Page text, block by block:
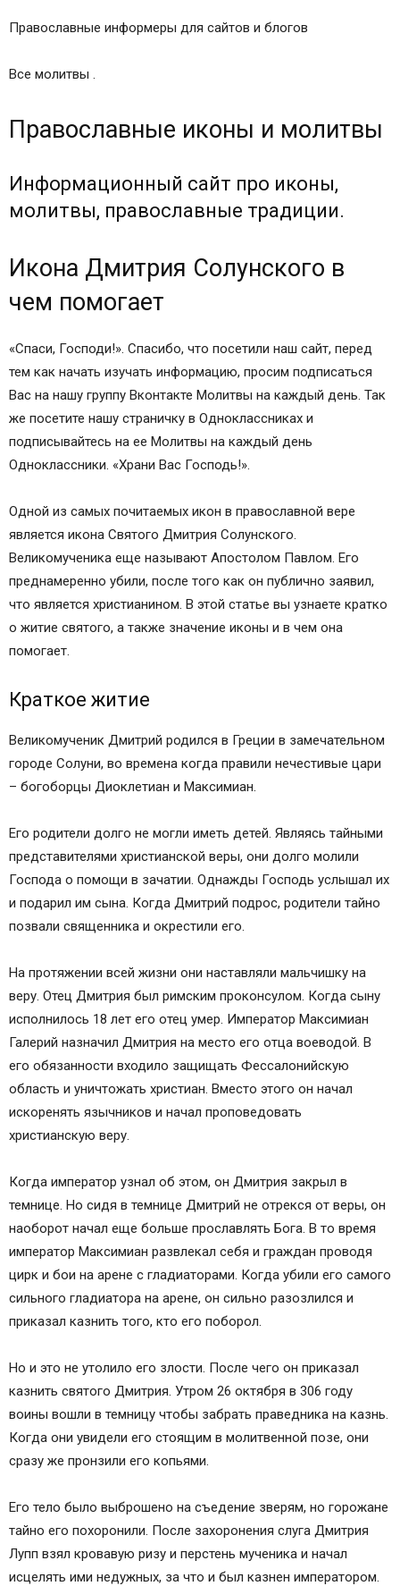
Православные информеры для сайтов и блогов
Все молитвы .
Православные иконы и молитвы
Информационный сайт про иконы,
молитвы, православные традиции.
Икона Дмитрия Солунского в
чем помогает
«Спаси, Господи!». Спасибо, что посетили наш сайт, перед
тем как начать изучать информацию, просим подписаться
Вас на нашу группу Вконтакте Молитвы на каждый день. Так
же посетите нашу страничку в Одноклассниках и
подписывайтесь на ее Молитвы на каждый день
Одноклассники. «Храни Вас Господь!».
Одной из самых почитаемых икон в православной вере
является икона Святого Дмитрия Солунского.
Великомученика еще называют Апостолом Павлом. Его
преднамеренно убили, после того как он публично заявил,
что является христианином. В этой статье вы узнаете кратко
о житие святого, а также значение иконы и в чем она
помогает.
Краткое житие
Великомученик Дмитрий родился в Греции в замечательном
городе Солуни, во времена когда правили нечестивые цари
– богоборцы Диоклетиан и Максимиан.
Его родители долго не могли иметь детей. Являясь тайными
представителями христианской веры, они долго молили
Господа о помощи в зачатии. Однажды Господь услышал их
и подарил им сына. Когда Дмитрий подрос, родители тайно
позвали священника и окрестили его.
На протяжении всей жизни они наставляли мальчишку на
веру. Отец Дмитрия был римским проконсулом. Когда сыну
исполнилось 18 лет его отец умер. Император Максимиан
Галерий назначил Дмитрия на место его отца воеводой. В
его обязанности входило защищать Фессалонийскую
область и уничтожать христиан. Вместо этого он начал
искоренять язычников и начал проповедовать
христианскую веру.
Когда император узнал об этом, он Дмитрия закрыл в
темнице. Но сидя в темнице Дмитрий не отрекся от веры, он
наоборот начал еще больше прославлять Бога. В то время
император Максимиан развлекал себя и граждан проводя
цирк и бои на арене с гладиаторами. Когда убили его самого
сильного гладиатора на арене, он сильно разозлился и
приказал казнить того, кто его поборол.
Но и это не утолило его злости. После чего он приказал
казнить святого Дмитрия. Утром 26 октября в 306 году
воины вошли в темницу чтобы забрать праведника на казнь.
Когда они увидели его стоящим в молитвенной позе, они
сразу же пронзили его копьями.
Его тело было выброшено на съедение зверям, но горожане
тайно его похоронили. После захоронения слуга Дмитрия
Лупп взял кровавую ризу и перстень мученика и начал
исцелять ими недужных, за что и был казнен императором.